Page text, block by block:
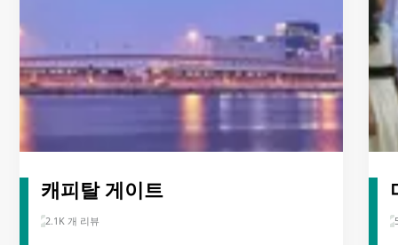
캐피탈 게이트
2.1K 개 리뷰